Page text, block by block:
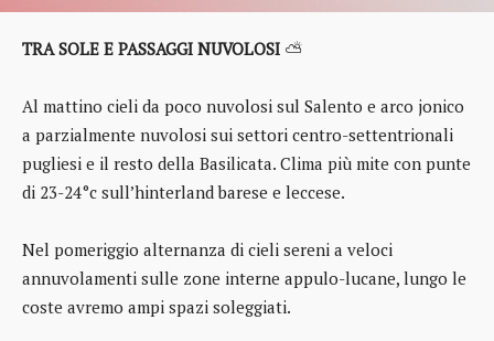
TRA SOLE E PASSAGGI NUVOLOSI ⛅
Al mattino cieli da poco nuvolosi sul Salento e arco jonico
a parzialmente nuvolosi sui settori centro-settentrionali
pugliesi e il resto della Basilicata. Clima più mite con punte
di 23-24°c sull’hinterland barese e leccese.
Nel pomeriggio alternanza di cieli sereni a veloci
annuvolamenti sulle zone interne appulo-lucane, lungo le
coste avremo ampi spazi soleggiati.